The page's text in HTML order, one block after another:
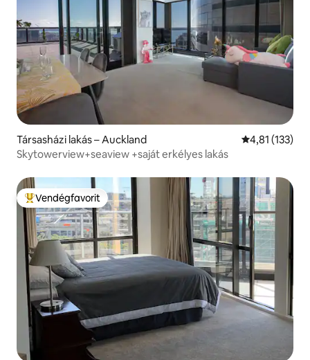
Társasházi lakás – Auckland Átlagos
4,81 (133)
Skytowerview+seaview +saját erkélyes lakás
Kiemelt vendégfavorit
Vendégfavorit